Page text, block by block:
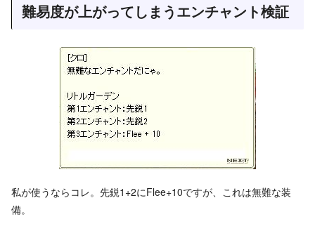
難易度が上がってしまうエンチャント検証
私が使うならコレ。先鋭1+2にFlee+10ですが、これは無難な装
備。